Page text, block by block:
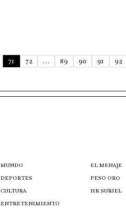
71 72 … 89 90 91 92
MUNDO
DEPORTES
CULTURA
ENTRETENIMIENTO
EL MENAJE
PESO ORO
HR SURIEL